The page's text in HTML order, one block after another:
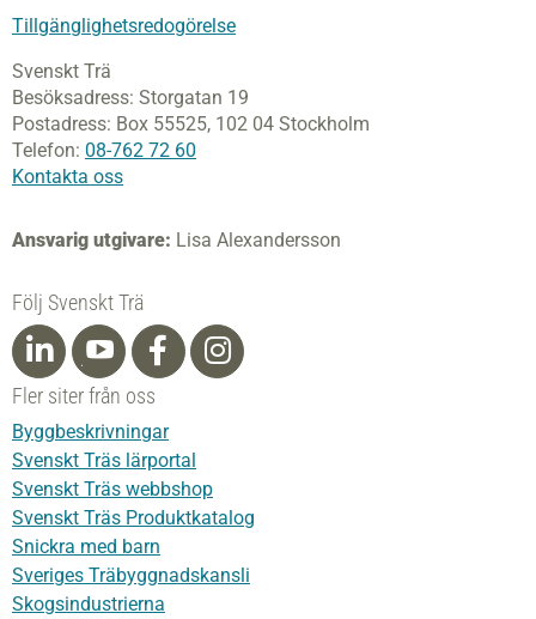
Tillgänglighetsredogörelse
Svenskt Trä
Besöksadress: Storgatan 19
Postadress: Box 55525, 102 04 Stockholm
Telefon: 08-762 72 60
Kontakta oss
Ansvarig utgivare: Lisa Alexandersson
Följ Svenskt Trä
Fler siter från oss
Byggbeskrivningar
Svenskt Träs lärportal
Svenskt Träs webbshop
Svenskt Träs Produktkatalog
Snickra med barn
Sveriges Träbyggnadskansli
Skogsindustrierna